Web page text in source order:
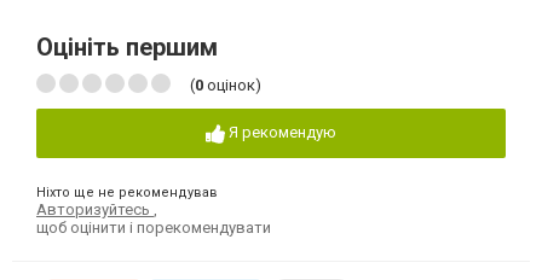
Оцініть першим
(0 оцінок)
Я рекомендую
Ніхто ще не рекомендував
Авторизуйтесь
щоб оцінити і порекомендувати